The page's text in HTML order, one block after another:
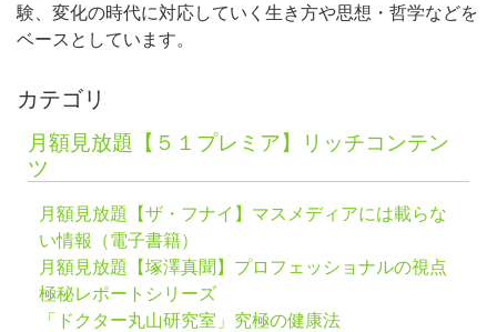
験、変化の時代に対応していく生き方や思想・哲学などを
ベースとしています。
カテゴリ
月額見放題【５１プレミア】リッチコンテン
ツ
月額見放題【ザ・フナイ】マスメディアには載らな
い情報（電子書籍）
月額見放題【塚澤真聞】プロフェッショナルの視点
極秘レポートシリーズ
「ドクター丸山研究室」究極の健康法